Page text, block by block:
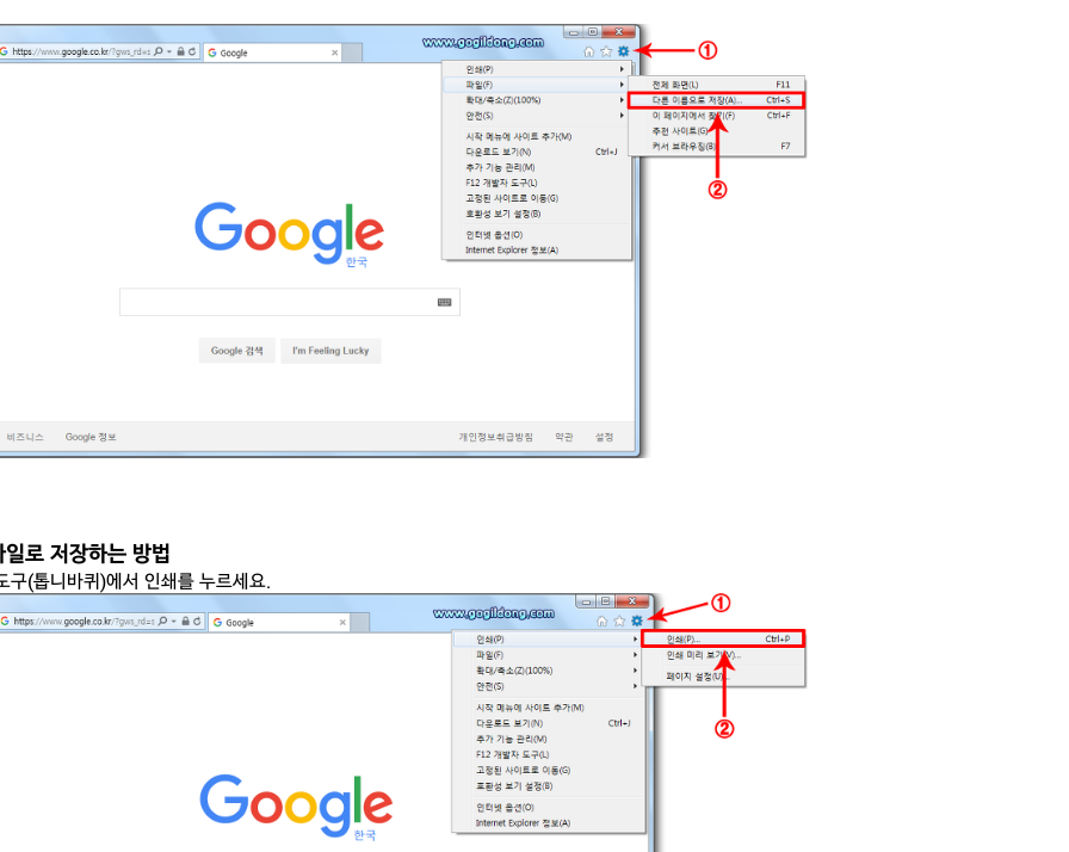
로 저장하는 방법
구(톱니바퀴)에서 인쇄를 누르세요.